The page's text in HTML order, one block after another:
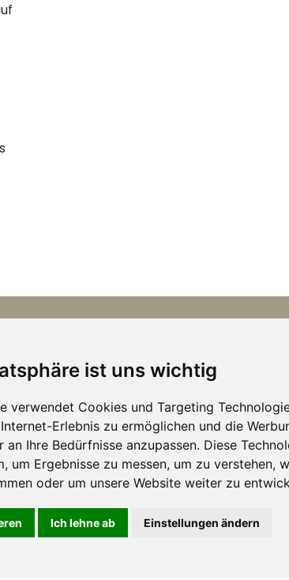
ist uns wichtig
verwendet Cookies und Targeting
Erlebnis zu ermöglichen und die
an Ihre Bedürfnisse anzupassen. Diese
um Ergebnisse zu messen, um zu verstehen,
oder um unsere Website weiter zu
Ich lehne ab Einstellungen ändern
nach Italien
Italien
+31 (0)6 21668801
Telefonisch erreichbar:
Mo-Fr. 9.00-17.30 Uhr.
Außerhalb dieser Zeiten per